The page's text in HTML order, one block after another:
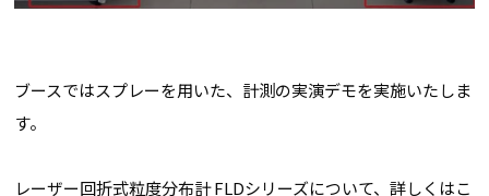
ブースではスプレーを用いた、計測の実演デモを実施いたしま
す。
レーザー回折式粒度分布計 FLDシリーズについて、詳しくはこ